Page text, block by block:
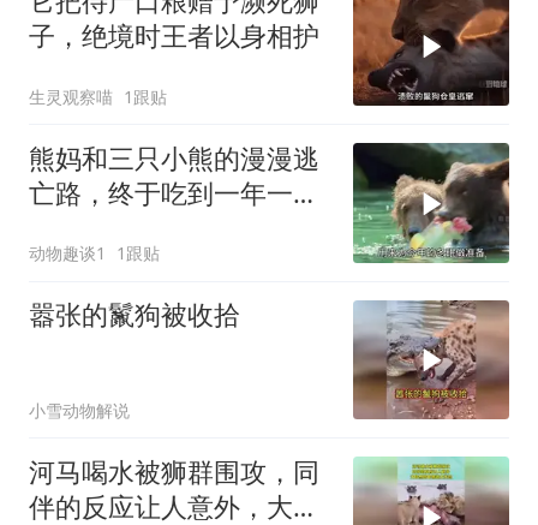
子，绝境时王者以身相护
生灵观察喵 1跟贴
熊妈和三只小熊的漫漫逃
亡路，终于吃到一年一度
动物趣谈1 1跟贴
嚣张的鬣狗被收拾
小雪动物解说
河马喝水被狮群围攻，同
伴的反应让人意外，大自